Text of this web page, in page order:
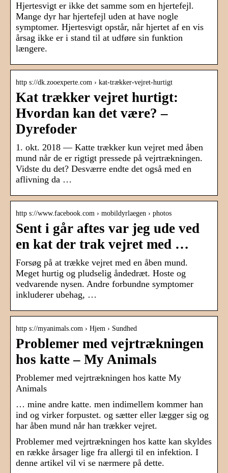
Hjertesvigt er ikke det samme som en hjertefejl.
Mange dyr har hjertefejl uden at have nogle
symptomer. Hjertesvigt opstår, når hjertet af en vis
årsag ikke er i stand til at udføre sin funktion
længere.
http s://dk.zooexperte.com › kat-trækker-vejret-hurtigt
Kat trækker vejret hurtigt:
Hvordan kan det være? –
Dyrefoder
1. okt. 2018 — Katte trækker kun vejret med åben
mund når de er rigtigt pressede på vejrtrækningen.
Vidste du det? Desværre endte det også med en
aflivning da …
http s://www.facebook.com › mobildyrlaegen › photos
Sent i går aftes var jeg ude ved
en kat der trak vejret med …
Forsøg på at trække vejret med en åben mund.
Meget hurtig og pludselig åndedræt. Hoste og
vedvarende nysen. Andre forbundne symptomer
inkluderer ubehag, …
http s://myanimals.com › Hjem › Sundhed
Problemer med vejrtrækningen
hos katte – My Animals
Problemer med vejrtrækningen hos katte My
Animals
… mine andre katte. men indimellem kommer han
ind og virker forpustet. og sætter eller lægger sig og
har åben mund når han trækker vejret.
Problemer med vejrtrækningen hos katte kan skyldes
en række årsager lige fra allergi til en infektion. I
denne artikel vil vi se nærmere på dette.